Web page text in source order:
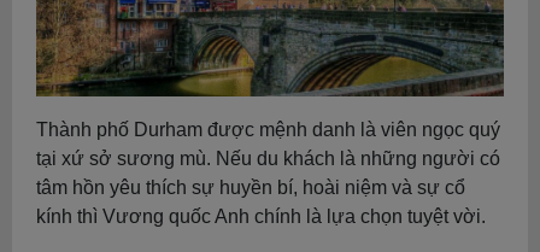
Thành phố Durham được mệnh danh là viên ngọc quý
tại xứ sở sương mù. Nếu du khách là những người có
tâm hồn yêu thích sự huyền bí, hoài niệm và sự cổ
kính thì Vương quốc Anh chính là lựa chọn tuyệt vời.